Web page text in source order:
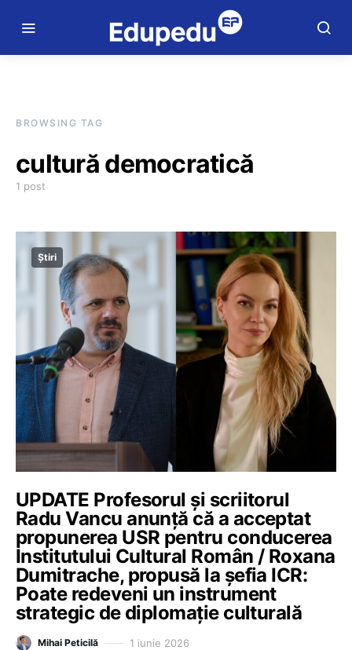
BROWSING TAG
cultură democratică
1 post
Știri
UPDATE Profesorul și scriitorul
Radu Vancu anunță că a acceptat
propunerea USR pentru conducerea
Institutului Cultural Român / Roxana
Dumitrache, propusă la șefia ICR:
Poate redeveni un instrument
strategic de diplomație culturală
Mihai Peticilă 1 iunie 2026